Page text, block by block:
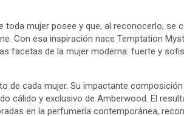
mujer posee y que, al reconocerlo, se
Con esa inspiración nace Temptation
facetas de la mujer moderna: fuerte y
de cada mujer. Su impactante
cálido y exclusivo de Amberwood. El
en la perfumería contemporánea,